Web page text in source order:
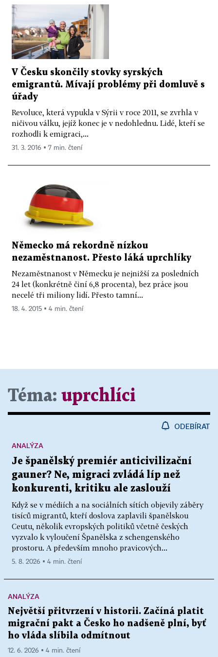
V Česku skončily stovky syrských
emigrantů. Mívají problémy při domluvě s
úřady
Revoluce, která vypukla v Sýrii v roce 2011, se zvrhla v
ničivou válku, jejíž konec je v nedohlednu. Lidé, kteří se
rozhodli k emigraci,...
31. 3. 2016 ▪ 7 min. čtení
Německo má rekordně nízkou
nezaměstnanost. Přesto láká uprchlíky
Nezaměstnanost v Německu je nejnižší za posledních
24 let (konkrétně činí 6,8 procenta), bez práce jsou
necelé tři miliony lidí. Přesto tamní...
18. 4. 2015 ▪ 4 min. čtení
Téma: uprchlíci
ODEBÍRAT
Je španělský premiér anticivilizační
gauner? Ne, migraci zvládá líp než
konkurenti, kritiku ale zaslouží
Když se v médiích a na sociálních sítích objevily záběry
tisíců migrantů, kteří doslova zaplavili španělskou
Ceutu, několik evropských politiků včetně českých
vyzvalo k vyloučení Španělska z schengenského
prostoru. A především mnoho pravicových...
ANALÝZA
5. 8. 2026 ▪ 4 min. čtení
ANALÝZA
Největší přitvrzení v historii. Začíná platit
migrační pakt a Česko ho nadšeně plní, byť
ho vláda slíbila odmítnout
12. 6. 2026 ▪ 4 min. čtení